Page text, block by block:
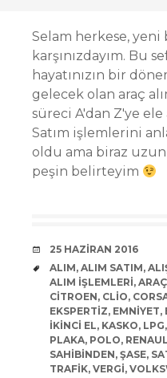
Selam herkese, yeni
karşınızdayım. Bu
hayatınızın bir
gelecek olan araç
süreci A'dan Z'ye ele
Satım işlemlerini
oldu ama biraz
peşin belirteyim
DATE
25 HAZIRAN 2016
TAGS
ALIM, ALIM SATIM,
ALIM IŞLEMLERI,
CITROEN, CLIO,
EKSPERTIZ, EMNIYET,
IKINCI EL, KASKO, LPG,
PLAKA, POLO,
SAHIBINDEN, ŞASE,
TRAFIK, VERGI,